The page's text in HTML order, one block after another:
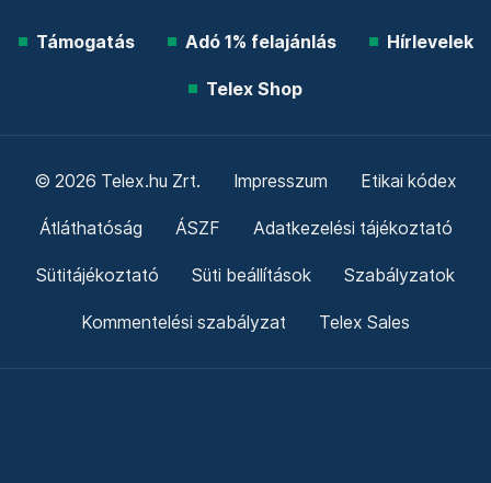
Támogatás Adó 1% felajánlás Hírlevelek
Telex Shop
© 2026 Telex.hu Zrt. Impresszum Etikai kódex
Átláthatóság ÁSZF Adatkezelési tájékoztató
Sütitájékoztató Süti beállítások Szabályzatok
Kommentelési szabályzat Telex Sales